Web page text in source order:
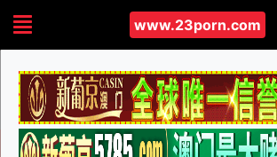
www.23porn.com